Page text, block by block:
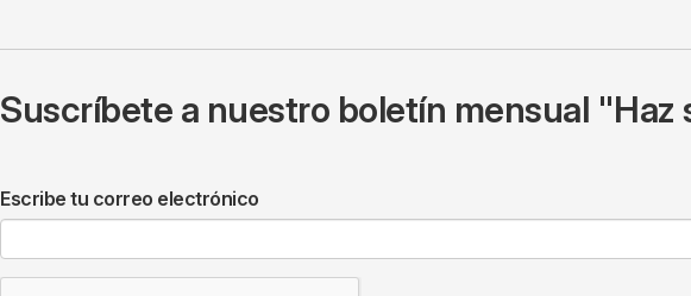
Suscríbete a nuestro boletín mensual
Escribe tu correo electrónico